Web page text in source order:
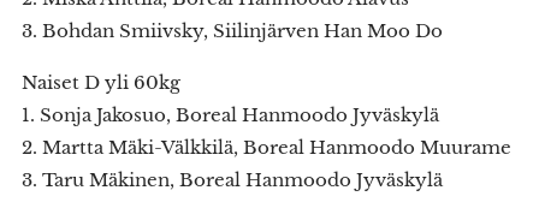
3. Bohdan Smiivsky, Siilinjärven Han Moo Do
Naiset D yli 60kg
1. Sonja Jakosuo, Boreal Hanmoodo Jyväskylä
2. Martta Mäki-Välkkilä, Boreal Hanmoodo Muurame
3. Taru Mäkinen, Boreal Hanmoodo Jyväskylä